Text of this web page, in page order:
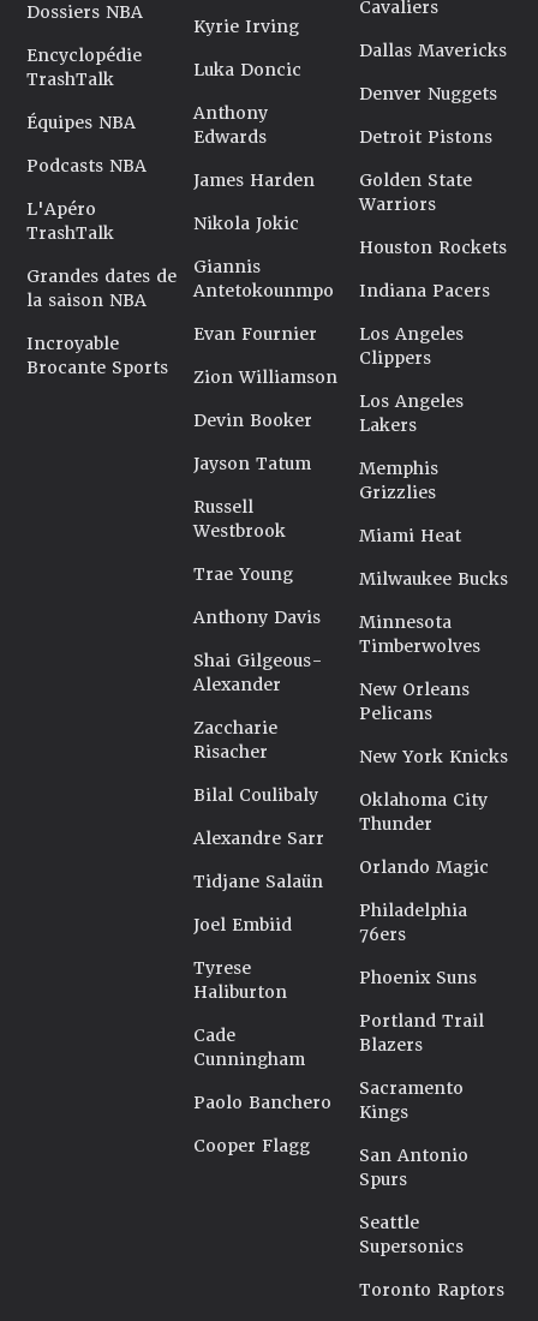
Dossiers NBA
Encyclopédie
TrashTalk
Équipes NBA
Podcasts NBA
L'Apéro
TrashTalk
Grandes dates de
la saison NBA
Incroyable
Brocante Sports
Kyrie Irving
Luka Doncic
Anthony
Edwards
James Harden
Nikola Jokic
Giannis
Antetokounmpo
Evan Fournier
Zion Williamson
Devin Booker
Jayson Tatum
Russell
Westbrook
Trae Young
Anthony Davis
Shai Gilgeous-
Alexander
Zaccharie
Risacher
Bilal Coulibaly
Alexandre Sarr
Tidjane Salaün
Joel Embiid
Tyrese
Haliburton
Cade
Cunningham
Paolo Banchero
Cooper Flagg
Cavaliers
Dallas Mavericks
Denver Nuggets
Detroit Pistons
Golden State
Warriors
Houston Rockets
Indiana Pacers
Los Angeles
Clippers
Los Angeles
Lakers
Memphis
Grizzlies
Miami Heat
Milwaukee Bucks
Minnesota
Timberwolves
New Orleans
Pelicans
New York Knicks
Oklahoma City
Thunder
Orlando Magic
Philadelphia
76ers
Phoenix Suns
Portland Trail
Blazers
Sacramento
Kings
San Antonio
Spurs
Seattle
Supersonics
Toronto Raptors